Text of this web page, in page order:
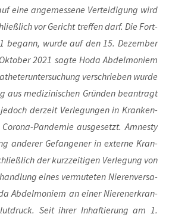
eine ange­mes­se­ne Ver­tei­di­gung wird
vor Gericht tref­fen darf. Die Fort­
begann, wur­de auf den 15. Dezem­ber
2021 sag­te Hoda Abdel­mo­niem
ver­schrie­ben wur­de
aus medi­zi­ni­schen Grün­den bean­tragt
der­zeit Ver­le­gun­gen in Kran­ken­
Pan­de­mie aus­ge­setzt. Amnes­ty
ande­rer Gefan­ge­ner in exter­ne Kran­
der kurz­zei­ti­gen Ver­le­gung von
eines ver­mu­te­ten Nie­ren­ver­sa­
Abdel­mo­niem an einer Nie­ren­er­kran­
Seit ihrer Inhaf­tie­rung am 1.